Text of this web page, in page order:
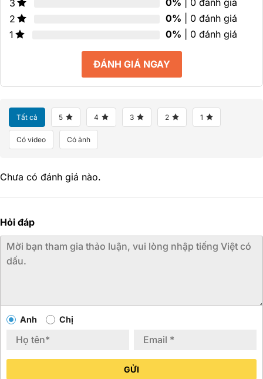
3
0% | 0 đánh giá
2
0% | 0 đánh giá
1
0% | 0 đánh giá
ĐÁNH GIÁ NGAY
Tất cả 5 4 3 2 1
Có video Có ảnh
Chưa có đánh giá nào.
Hỏi đáp
Anh Chị
GỬI